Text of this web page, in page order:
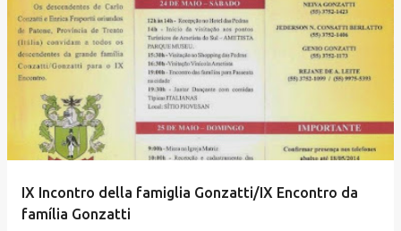
IX Incontro della famiglia Gonzatti/IX Encontro da
família Gonzatti